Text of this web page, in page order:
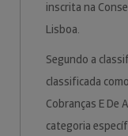
inscrita na
Lisboa.
Segundo a
classificada
Cobranças E De
categoria